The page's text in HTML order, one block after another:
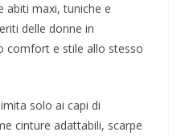
abiti maxi, tuniche e
delle donne in
comfort e stile allo stesso
solo ai capi di
cinture adattabili, scarpe